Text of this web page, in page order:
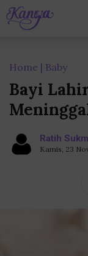
Home Baby
Bayi
Ratih
Kamis, 23